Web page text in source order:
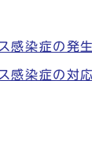
感染症の発
感染症の対